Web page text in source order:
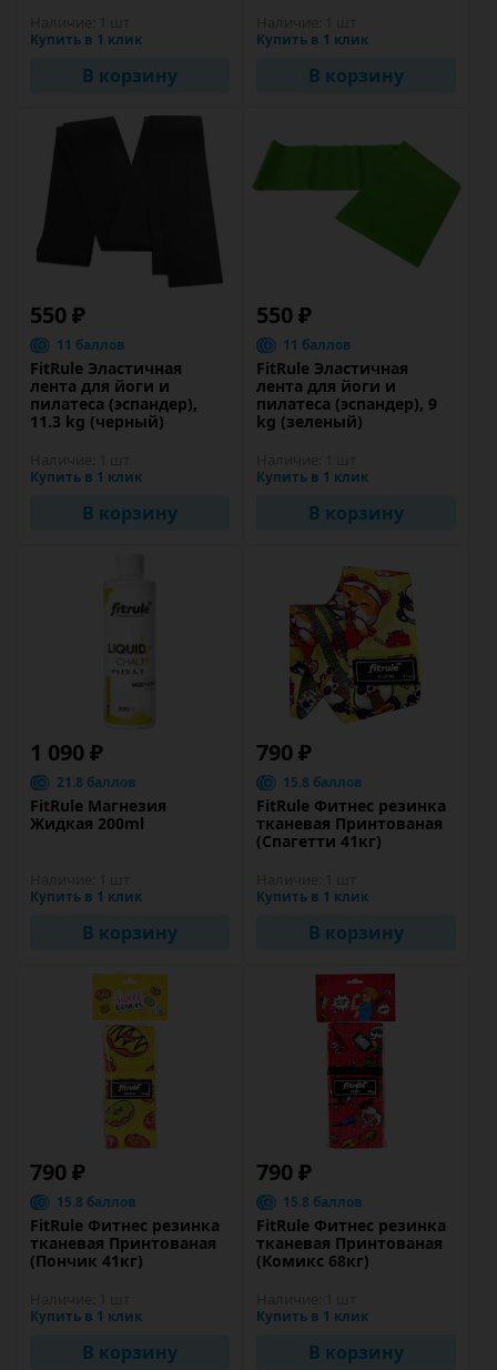
Купить в 1 клик
В корзину
Купить в 1 клик
В корзину
550 ₽
11 баллов
FitRule Эластичная
лента для йоги и
пилатеса (эспандер),
11.3 kg (черный)
Купить в 1 клик
В корзину
550 ₽
11 баллов
FitRule Эластичная
лента для йоги и
пилатеса (эспандер), 9
kg (зеленый)
Купить в 1 клик
В корзину
1 090 ₽
21.8 баллов
FitRule Магнезия
Жидкая 200ml
Купить в 1 клик
В корзину
790 ₽
15.8 баллов
FitRule Фитнес резинка
тканевая Принтованая
(Спагетти 41кг)
Купить в 1 клик
В корзину
790 ₽
15.8 баллов
FitRule Фитнес резинка
тканевая Принтованая
(Пончик 41кг)
Купить в 1 клик
В корзину
790 ₽
15.8 баллов
FitRule Фитнес резинка
тканевая Принтованая
(Комикс 68кг)
Купить в 1 клик
В корзину